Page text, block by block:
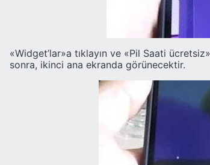
«Widget’lar»a tıklayın ve «Pil Saati
sonra, ikinci ana ekranda görünecektir.